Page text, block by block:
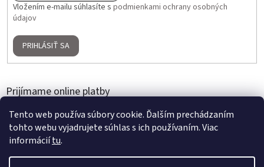
Tento web používa súbory cookie. Ďalším prechádzaním
tohto webu vyjadrujete súhlas s ich používaním. Viac
informáciítu.
Vložením e-mailu súhlasíte s podmienkami ochrany osobných
údajov
PRIHLÁSIŤ SA
Prijímame online platby